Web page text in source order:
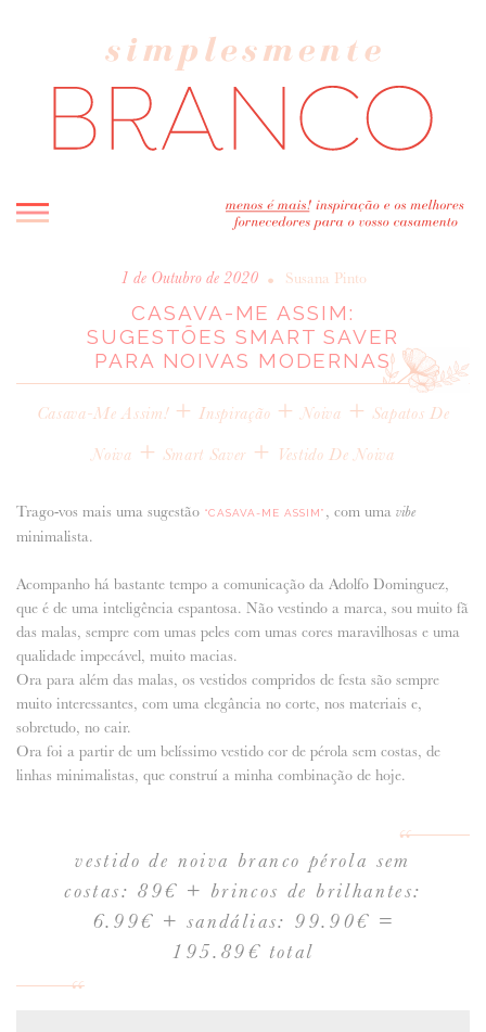
INICIO
BLOG
MELHOR INSPIRAÇÃO
REAL WEDDINGS & EDITORIAIS
1 de Outubro de 2020 • Susana Pinto
CASAVA-ME ASSIM:
SUGESTÕES SMART SAVER
PARA NOIVAS MODERNAS
Casava-Me Assim!+Inspiração + Noiva + Sapatos De
Noiva + Smart Saver + Vestido De Noiva
Trago-vos mais uma sugestão “CASAVA-ME ASSIM” , com uma vibe
minimalista.
Acompanho há bastante tempo a comunicação da Adolfo Dominguez,
que é de uma inteligência espantosa. Não vestindo a marca, sou muito fã
das malas, sempre com umas peles com umas cores maravilhosas e uma
qualidade impecável, muito macias.
Ora para além das malas, os vestidos compridos de festa são sempre
muito interessantes, com uma elegância no corte, nos materiais e,
sobretudo, no cair.
Ora foi a partir de um belíssimo vestido cor de pérola sem costas, de
linhas minimalistas, que construí a minha combinação de hoje.
vestido de noiva branco pérola sem
costas: 89€ + brincos de brilhantes:
6.99€ + sandálias: 99.90€ =
195.89€ total